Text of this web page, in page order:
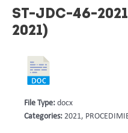
ST-JDC-46-
2021)
File Type: docx
Categories: 2021,